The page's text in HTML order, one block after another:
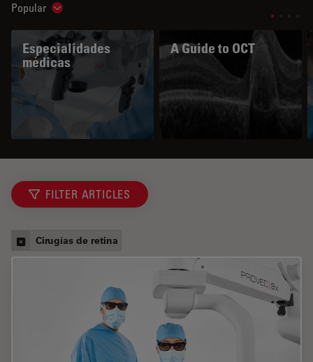
Popular Show subnavigation
Especialidades
médicas
A Guide to OCT
FILTER ARTICLES
Cirugías de retina